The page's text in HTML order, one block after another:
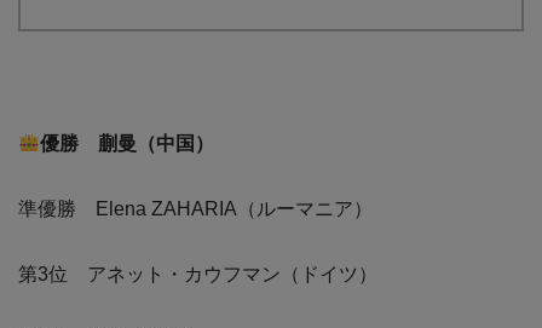
優勝 蒯曼（中国）
準優勝 Elena ZAHARIA（ルーマニア）
第3位 アネット・カウフマン（ドイツ）